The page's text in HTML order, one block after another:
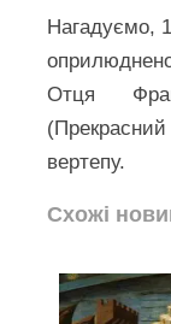
Нагадуємо,
Отця
вертепу.
Схожі